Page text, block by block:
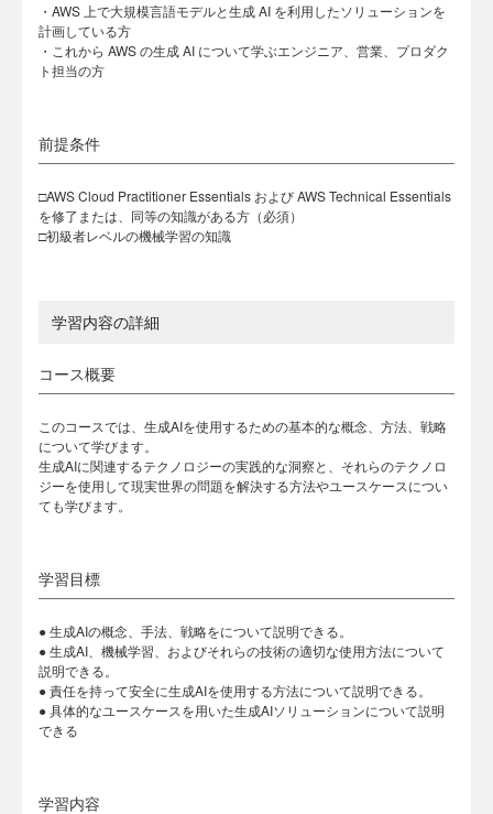
・AWS 上で大規模言語モデルと生成 AI を利用したソリューションを
計画している方
・これから AWS の生成 AI について学ぶエンジニア、営業、プロダク
ト担当の方
前提条件
□AWS Cloud Practitioner Essentials および AWS Technical Essentials
を修了または、同等の知識がある方（必須）
□初級者レベルの機械学習の知識
学習内容の詳細
コース概要
このコースでは、生成AIを使用するための基本的な概念、方法、戦略
について学びます。
生成AIに関連するテクノロジーの実践的な洞察と、それらのテクノロ
ジーを使用して現実世界の問題を解決する方法やユースケースについ
ても学びます。
学習目標
● 生成AIの概念、手法、戦略をについて説明できる。
● 生成AI、機械学習、およびそれらの技術の適切な使用方法について
説明できる。
● 責任を持って安全に生成AIを使用する方法について説明できる。
● 具体的なユースケースを用いた生成AIソリューションについて説明
できる
学習内容